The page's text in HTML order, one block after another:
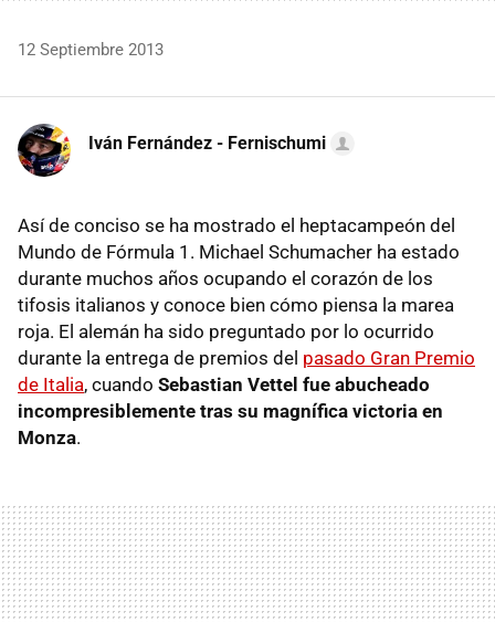
12 Septiembre 2013
Iván Fernández - Fernischumi
Así de conciso se ha mostrado el heptacampeón del
Mundo de Fórmula 1. Michael Schumacher ha estado
durante muchos años ocupando el corazón de los
tifosis italianos y conoce bien cómo piensa la marea
roja. El alemán ha sido preguntado por lo ocurrido
durante la entrega de premios del pasado Gran Premio
de Italia, cuando Sebastian Vettel fue abucheado
incompresiblemente tras su magnífica victoria en
Monza.